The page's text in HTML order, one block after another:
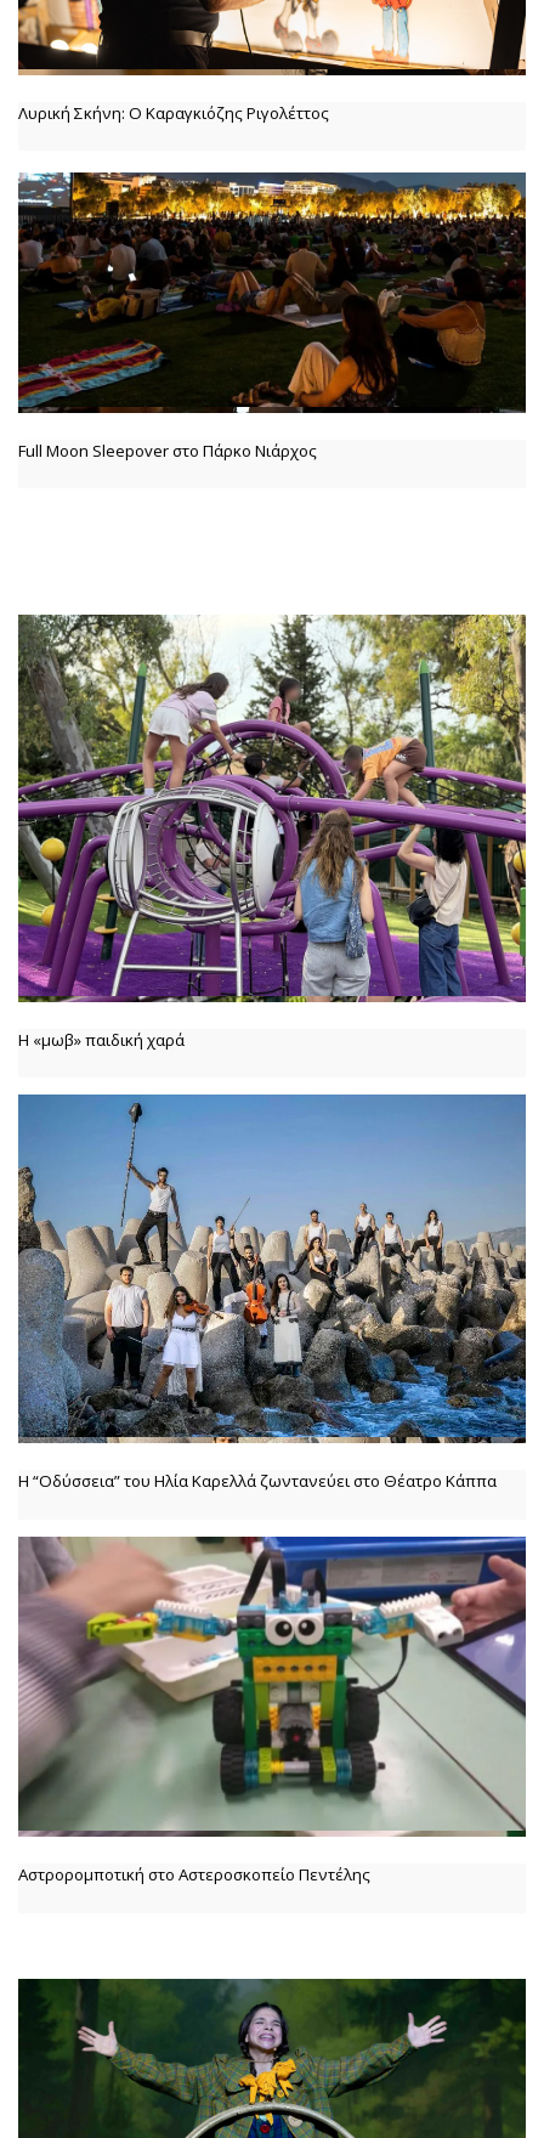
Λυρική Σκήνη: Ο Καραγκιόζης Ριγολέττος
Full Moon Sleepover στο Πάρκο Νιάρχος
Η «μωβ» παιδική χαρά
Η “Οδύσσεια” του Ηλία Καρελλά ζωντανεύει στο Θέατρο Κάππα
Αστρορομποτική στο Αστεροσκοπείο Πεντέλης